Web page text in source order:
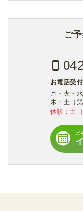
ご
お電話受
月・火・
木・土（第
休診：土